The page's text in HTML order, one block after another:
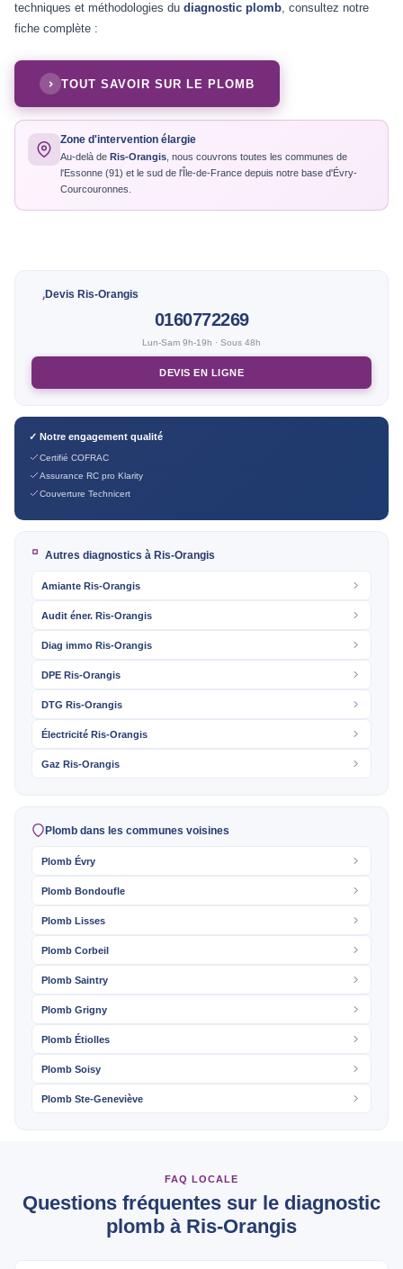
techniques et méthodologies du diagnostic plomb, consultez notre
fiche complète :
TOUT SAVOIR SUR LE PLOMB
Zone d'intervention élargie
Au-delà de Ris-Orangis , nous couvrons toutes les communes de
l'Essonne (91) et le sud de l'Île-de-France depuis notre base d'Évry-
Courcouronnes.
Devis Ris-Orangis
0160772269
Lun-Sam 9h-19h · Sous 48h
DEVIS EN LIGNE
✓ Notre engagement qualité
Certifié COFRAC
Assurance RC pro Klarity
Couverture Technicert
Autres diagnostics à Ris-Orangis
Amiante Ris-Orangis
Audit éner. Ris-Orangis
Diag immo Ris-Orangis
DPE Ris-Orangis
DTG Ris-Orangis
Électricité Ris-Orangis
Gaz Ris-Orangis
Plomb dans les communes voisines
Plomb Évry
Plomb Bondoufle
Plomb Lisses
Plomb Corbeil
Plomb Saintry
Plomb Grigny
Plomb Étiolles
Plomb Soisy
Plomb Ste-Geneviève
FAQ LOCALE
Questions fréquentes sur le diagnostic
plomb à Ris-Orangis